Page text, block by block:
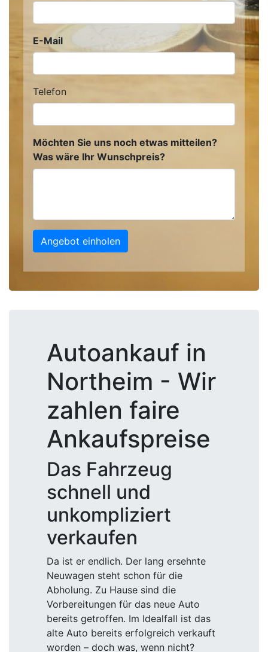
E-Mail
Telefon
Möchten Sie uns noch etwas mitteilen?
Was wäre Ihr Wunschpreis?
Angebot einholen
Autoankauf in
Northeim - Wir
zahlen faire
Ankaufspreise
Das Fahrzeug
schnell und
unkompliziert
verkaufen
Da ist er endlich. Der lang ersehnte
Neuwagen steht schon für die
Abholung. Zu Hause sind die
Vorbereitungen für das neue Auto
bereits getroffen. Im Idealfall ist das
alte Auto bereits erfolgreich verkauft
worden – doch was, wenn nicht?